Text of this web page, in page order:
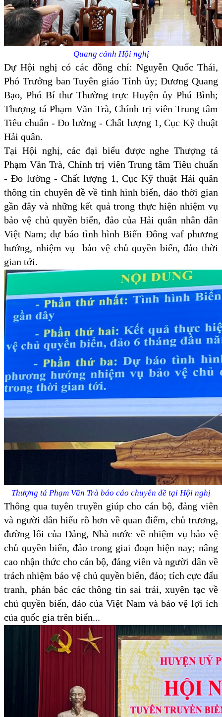
Quang cảnh Hội nghị
Dự Hội nghị có các đồng chí: Nguyễn Quốc Thái,
Phó Trưởng ban Tuyên giáo Tỉnh ủy; Dương Quang
Bạo, Phó Bí thư Thường trực Huyện ủy Phú Bình;
Thượng tá Phạm Văn Trà, Chính trị viên Trung tâm
Tiêu chuẩn - Đo lường - Chất lượng 1, Cục Kỹ thuật
Hải quân.
Tại Hội nghị, các đại biểu được nghe Thượng tá
Phạm Văn Trà, Chính trị viên Trung tâm Tiêu chuẩn
- Đo lường - Chất lượng 1, Cục Kỹ thuật Hải quân
thông tin chuyên đề về tình hình biển, đảo thời gian
gần đây và những kết quả trong thực hiện nhiệm vụ
bảo vệ chủ quyền biển, đảo của Hải quân nhân dân
Việt Nam; dự báo tình hình Biển Đông vaf phương
hướng, nhiệm vụ bảo vệ chủ quyền biển, đảo thời
gian tới.
Thượng tá Phạm Văn Trà báo cáo chuyên đề tại Hội nghị
Thông qua tuyên truyền giúp cho cán bộ, đảng viên
và người dân hiểu rõ hơn về quan điểm, chủ trương,
đường lối của Đảng, Nhà nước về nhiệm vụ bảo vệ
chủ quyền biển, đảo trong giai đoạn hiện nay; nâng
cao nhận thức cho cán bộ, đảng viên và người dân về
trách nhiệm bảo vệ chủ quyền biển, đảo; tích cực đấu
tranh, phản bác các thông tin sai trái, xuyên tạc về
chủ quyền biển, đảo của Việt Nam và bảo vệ lợi ích
của quốc gia trên biển...